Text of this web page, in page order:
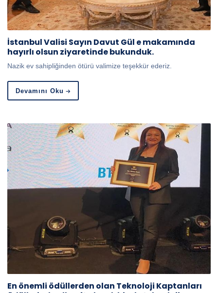
İstanbul Valisi Sayın Davut Gül e makamında
hayırlı olsun ziyaretinde bukunduk.
Nazik ev sahipliğinden ötürü valimize teşekkür ederiz.
Devamını Oku
En önemli ödüllerden olan Teknoloji Kaptanları